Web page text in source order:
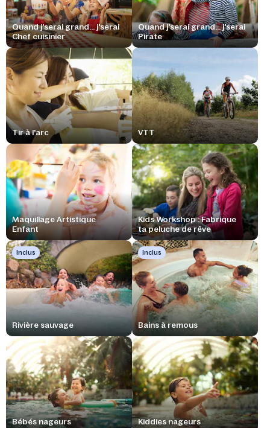
Quand j'serai grand... j'serai
Chef cuisinier
Quand j'serai grand... j'serai
Pirate
Tir à l'arc VTT
Maquillage Artistique
Enfant
Kids Workshop : Fabrique
ta peluche de rêve
Inclus
Rivière sauvage
Inclus
Bains à remous
Bébés nageurs Kiddies nageurs